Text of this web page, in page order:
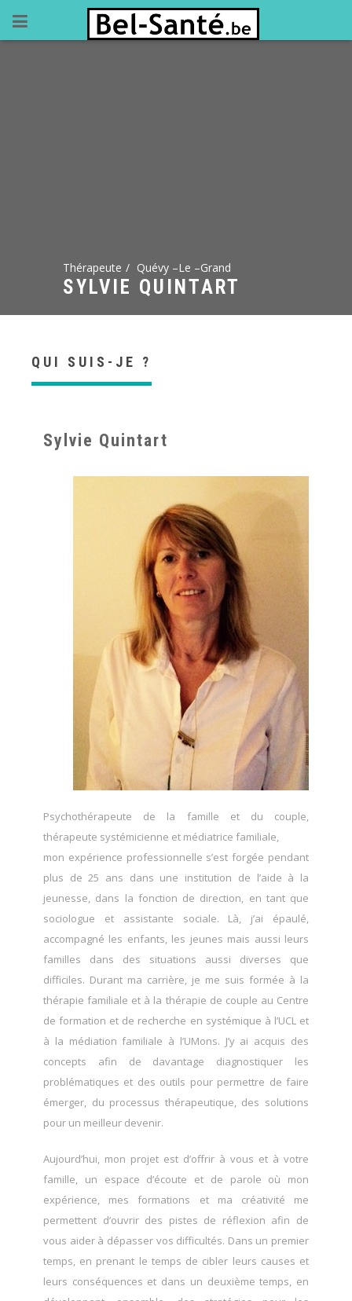
Thérapeute Quévy –Le –Grand
SYLVIE QUINTART
QUI SUIS-JE ?
Sylvie Quintart
Psychothérapeute de la famille et du couple,
thérapeute systémicienne et médiatrice familiale,
mon expérience professionnelle s’est forgée pendant
plus de 25 ans dans une institution de l’aide à la
jeunesse, dans la fonction de direction, en tant que
sociologue et assistante sociale. Là, j’ai épaulé,
accompagné les enfants, les jeunes mais aussi leurs
familles dans des situations aussi diverses que
difficiles. Durant ma carrière, je me suis formée à la
thérapie familiale et à la thérapie de couple au Centre
de formation et de recherche en systémique à l’UCL et
à la médiation familiale à l’UMons. J’y ai acquis des
concepts afin de davantage diagnostiquer les
problématiques et des outils pour permettre de faire
émerger, du processus thérapeutique, des solutions
pour un meilleur devenir.
Aujourd’hui, mon projet est d’offrir à vous et à votre
famille, un espace d’écoute et de parole où mon
expérience, mes formations et ma créativité me
permettent d’ouvrir des pistes de réflexion afin de
vous aider à dépasser vos difficultés. Dans un premier
temps, en prenant le temps de cibler leurs causes et
leurs conséquences et dans un deuxième temps, en